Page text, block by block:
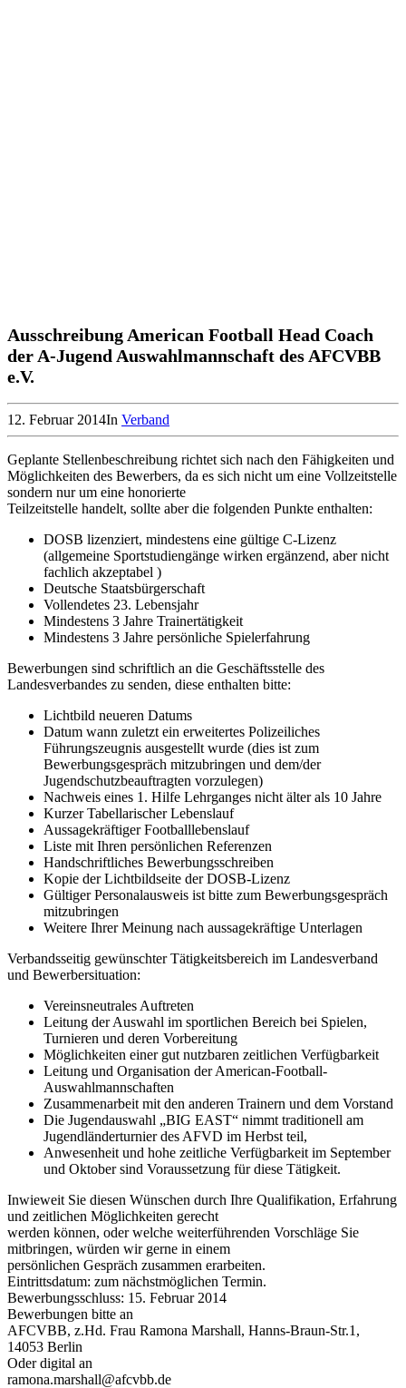
Ausschreibung American Football Head Coach
der A-Jugend Auswahlmannschaft des AFCVBB
e.V.
12. Februar 2014In Verband
Geplante Stellenbeschreibung richtet sich nach den Fähigkeiten und
Möglichkeiten des Bewerbers, da es sich nicht um eine Vollzeitstelle
sondern nur um eine honorierte
Teilzeitstelle handelt, sollte aber die folgenden Punkte enthalten:
DOSB lizenziert, mindestens eine gültige C-Lizenz
(allgemeine Sportstudiengänge wirken ergänzend, aber nicht
fachlich akzeptabel )
Deutsche Staatsbürgerschaft
Vollendetes 23. Lebensjahr
Mindestens 3 Jahre Trainertätigkeit
Mindestens 3 Jahre persönliche Spielerfahrung
Bewerbungen sind schriftlich an die Geschäftsstelle des
Landesverbandes zu senden, diese enthalten bitte:
Lichtbild neueren Datums
Datum wann zuletzt ein erweitertes Polizeiliches
Führungszeugnis ausgestellt wurde (dies ist zum
Bewerbungsgespräch mitzubringen und dem/der
Jugendschutzbeauftragten vorzulegen)
Nachweis eines 1. Hilfe Lehrganges nicht älter als 10 Jahre
Kurzer Tabellarischer Lebenslauf
Aussagekräftiger Footballlebenslauf
Liste mit Ihren persönlichen Referenzen
Handschriftliches Bewerbungsschreiben
Kopie der Lichtbildseite der DOSB-Lizenz
Gültiger Personalausweis ist bitte zum Bewerbungsgespräch
mitzubringen
Weitere Ihrer Meinung nach aussagekräftige Unterlagen
Verbandsseitig gewünschter Tätigkeitsbereich im Landesverband
und Bewerbersituation:
Vereinsneutrales Auftreten
Leitung der Auswahl im sportlichen Bereich bei Spielen,
Turnieren und deren Vorbereitung
Möglichkeiten einer gut nutzbaren zeitlichen Verfügbarkeit
Leitung und Organisation der American-Football-
Auswahlmannschaften
Zusammenarbeit mit den anderen Trainern und dem Vorstand
Die Jugendauswahl „BIG EAST“ nimmt traditionell am
Jugendländerturnier des AFVD im Herbst teil,
Anwesenheit und hohe zeitliche Verfügbarkeit im September
und Oktober sind Voraussetzung für diese Tätigkeit.
Inwieweit Sie diesen Wünschen durch Ihre Qualifikation, Erfahrung
und zeitlichen Möglichkeiten gerecht
werden können, oder welche weiterführenden Vorschläge Sie
mitbringen, würden wir gerne in einem
persönlichen Gespräch zusammen erarbeiten.
Eintrittsdatum: zum nächstmöglichen Termin.
Bewerbungsschluss: 15. Februar 2014
Bewerbungen bitte an
AFCVBB, z.Hd. Frau Ramona Marshall, Hanns-Braun-Str.1,
14053 Berlin
Oder digital an
ramona.marshall@afcvbb.de